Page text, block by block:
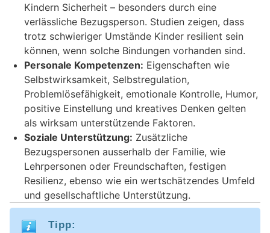
Kindern Sicherheit – besonders durch eine
verlässliche Bezugsperson. Studien zeigen, dass
trotz schwieriger Umstände Kinder resilient sein
können, wenn solche Bindungen vorhanden sind.
Personale Kompetenzen: Eigenschaften wie
Selbstwirksamkeit, Selbstregulation,
Problemlösefähigkeit, emotionale Kontrolle, Humor,
positive Einstellung und kreatives Denken gelten
als wirksam unterstützende Faktoren.
Soziale Unterstützung: Zusätzliche
Bezugspersonen ausserhalb der Familie, wie
Lehrpersonen oder Freundschaften, festigen
Resilienz, ebenso wie ein wertschätzendes Umfeld
und gesellschaftliche Unterstützung.
Tipp: